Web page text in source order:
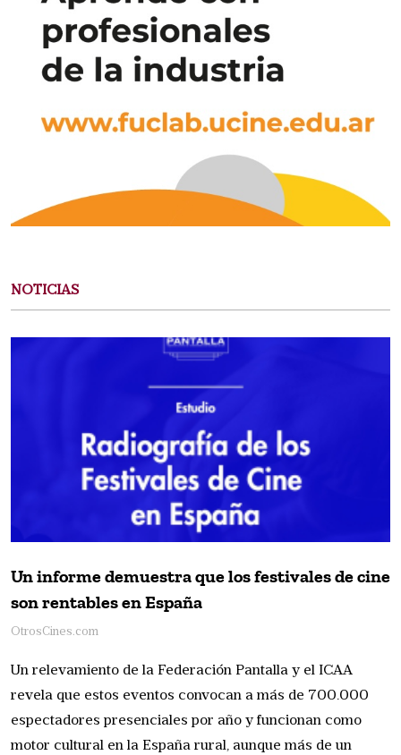
NOTICIAS
Un informe demuestra que los festivales de cine
son rentables en España
OtrosCines.com
Un relevamiento de la Federación Pantalla y el ICAA
revela que estos eventos convocan a más de 700.000
espectadores presenciales por año y funcionan como
motor cultural en la España rural, aunque más de un